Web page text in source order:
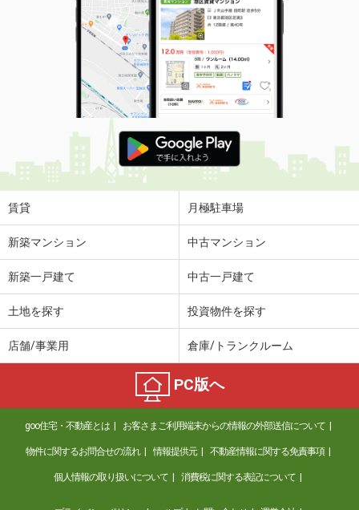
賃貸 月極駐車場
新築マンション 中古マンション
新築一戸建て 中古一戸建て
土地を探す 投資物件を探す
店舗/事業用 倉庫/トランクルーム
PC版へ
goo住宅・不動産とは お客さまご利用端末からの情報の外部送信について
物件に関するお問合せの流れ 情報提供元 不動産情報に関する免責事項
個人情報の取り扱いについて 消費税に関する表記について